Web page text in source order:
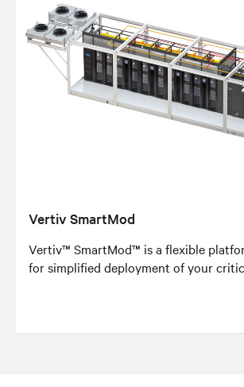
Vertiv SmartMod
Vertiv™ SmartMod™ is a flexible
for simplified deployment of your